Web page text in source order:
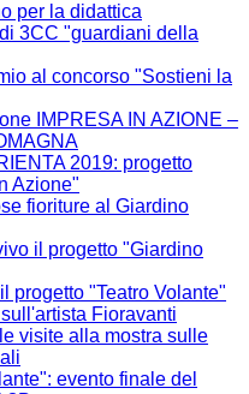
per la didattica
3CC "guardiani della
al concorso "Sostieni la
IMPRESA IN AZIONE –
2019: progetto
Azione"
fioriture al Giardino
il progetto "Giardino
progetto "Teatro Volante"
sull'artista Fioravanti
visite alla mostra sulle
evento finale del